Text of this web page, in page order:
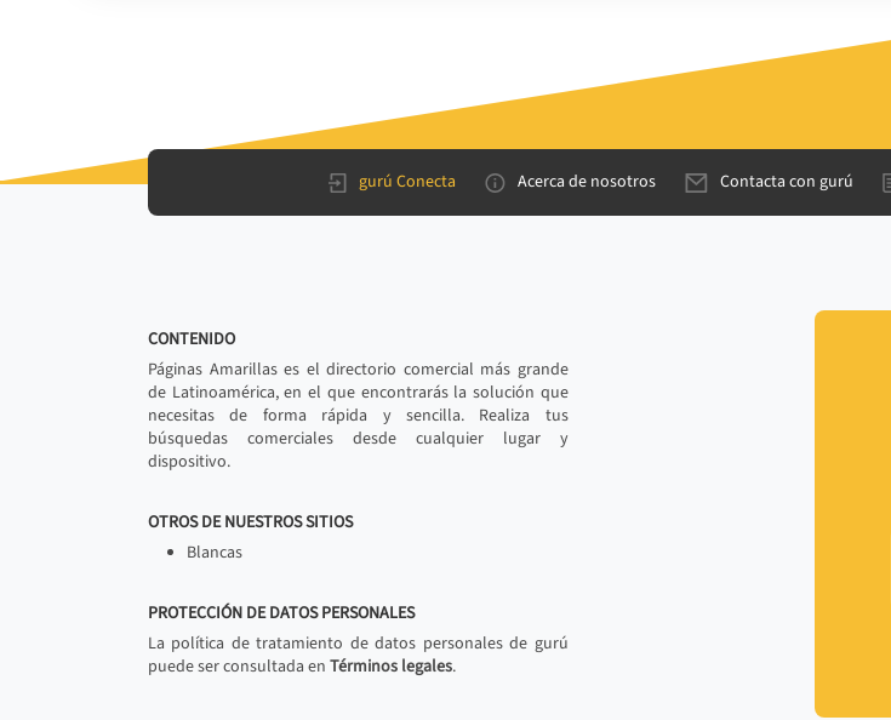
gurú Conecta Acerca de nosotros Contacta con gurú
CONTENIDO
Páginas Amarillas es el directorio comercial más grande
de Latinoamérica, en el que encontrarás la solución que
necesitas de forma rápida y sencilla. Realiza tus
búsquedas comerciales desde cualquier lugar y
dispositivo.
OTROS DE NUESTROS SITIOS
Blancas
PROTECCIÓN DE DATOS PERSONALES
La política de tratamiento de datos personales de gurú
puede ser consultada en Términos legales.